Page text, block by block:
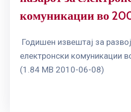
комуникации во
Годишен извештај за
електронски комуникации
(1.84 MB 2010-06-08)